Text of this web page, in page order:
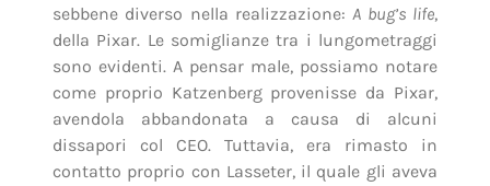
sebbene diverso nella realizzazione:A bug’s life,
della Pixar. Le somiglianze tra i lungometraggi
sono evidenti. A pensar male, possiamo notare
come proprio Katzenberg provenisse da Pixar,
avendola abbandonata a causa di alcuni
dissapori col CEO. Tuttavia, era rimasto in
contatto proprio con Lasseter, il quale gli aveva